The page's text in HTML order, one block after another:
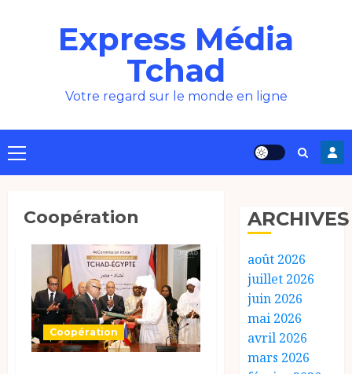
Express Média
Tchad
Votre regard sur le monde en ligne
Menu
principal
Coopération
Coopération
ARCHIVES
août 2026
juillet 2026
juin 2026
mai 2026
avril 2026
mars 2026